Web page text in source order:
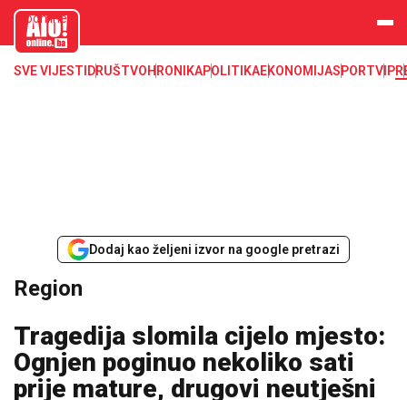
aloonline.b
SVE VIJESTI DRUŠTVOHRONIKAPOLITIKAEKONOMIJASPORTVIP
Dodaj kao željeni izvor na google pretrazi
Region
Tragedija slomila cijelo mjesto:
Ognjen poginuo nekoliko sati
prije mature, drugovi neutješni